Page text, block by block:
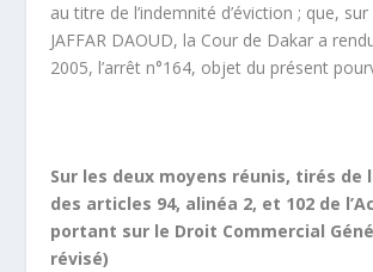
au titre de l’indemnité d’éviction ; que,
JAFFAR DAOUD, la Cour de Dakar a
2005, l’arrêt n°164, objet du présent
Sur les deux moyens réunis, tirés de
des articles 94, alinéa 2, et 102 de
portant sur le Droit Commercial
révisé)